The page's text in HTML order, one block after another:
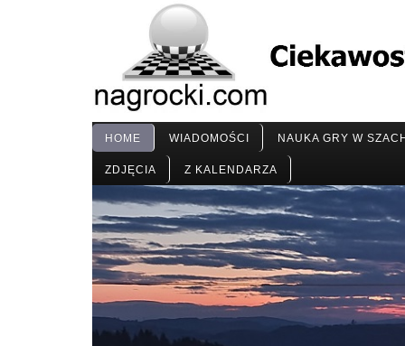
HOME WIADOMOŚCI NAUKA GRY W
ZDJĘCIA Z KALENDARZA